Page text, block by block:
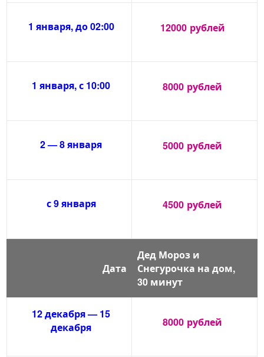
1 января, до 02:00 12000 рублей
1 января, с 10:00 8000 рублей
2 — 8 января 5000 рублей
с 9 января 4500 рублей
Дата
Дед Мороз и
Снегурочка на дом,
30 минут
12 декабря — 15
декабря
8000 рублей